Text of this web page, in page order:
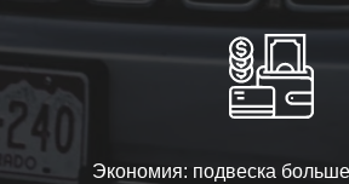
Экономия: подвеска